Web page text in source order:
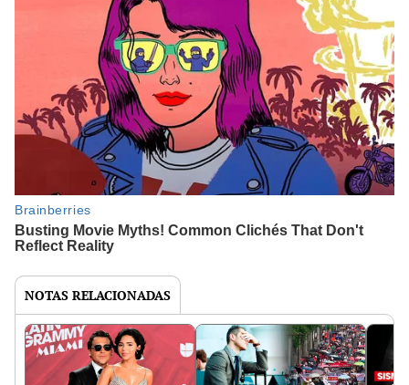
NOTAS RELACIONADAS